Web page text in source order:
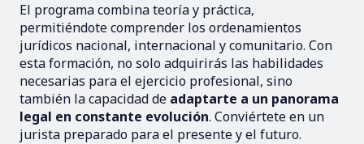
El programa combina teoría y práctica,
permitiéndote comprender los ordenamientos
jurídicos nacional, internacional y comunitario. Con
esta formación, no solo adquirirás las habilidades
necesarias para el ejercicio profesional, sino
también la capacidad de adaptarte a un panorama
legal en constante evolución. Conviértete en un
jurista preparado para el presente y el futuro.